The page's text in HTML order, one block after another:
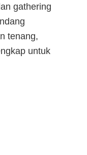
gathering
tenang,
untuk